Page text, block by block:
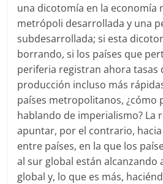
una dicotomía en la economía
metrópoli desarrollada y una
subdesarrollada; si esta
borrando, si los países que
periferia registran ahora tasas
producción incluso más
países metropolitanos, ¿cómo
hablando de imperialismo? La
apuntar, por el contrario,
entre países, en la que los
al sur global están alcanzando
global y, lo que es más,